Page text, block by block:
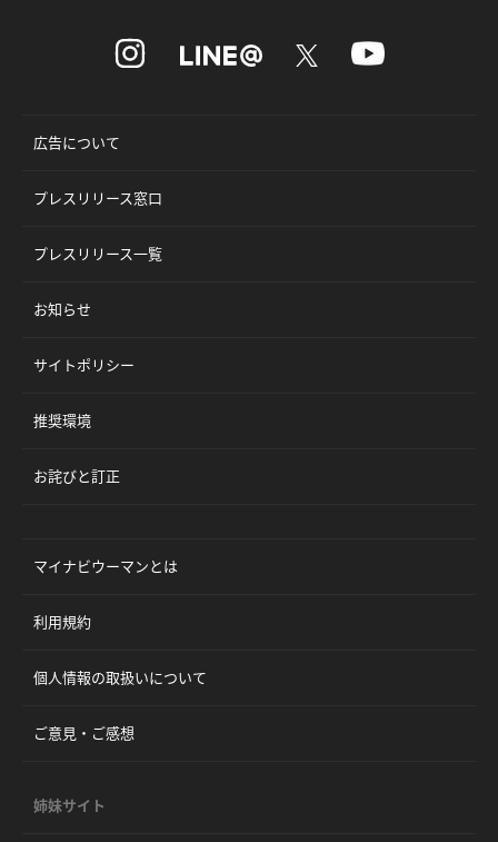
広告について
プレスリリース窓口
プレスリリース一覧
お知らせ
サイトポリシー
推奨環境
お詫びと訂正
マイナビウーマンとは
利用規約
個人情報の取扱いについて
ご意見・ご感想
姉妹サイト